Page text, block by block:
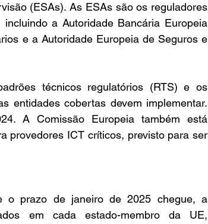
(ESAs). As ESAs são os reguladores
a Autoridade Bancária Europeia
e a Autoridade Europeia de Seguros e
técnicos regulatórios (RTS) e os
entidades cobertas devem implementar.
A Comissão Europeia também está
provedores ICT críticos, previsto para ser
o prazo de janeiro de 2025 chegue, a
em cada estado-membro da UE,